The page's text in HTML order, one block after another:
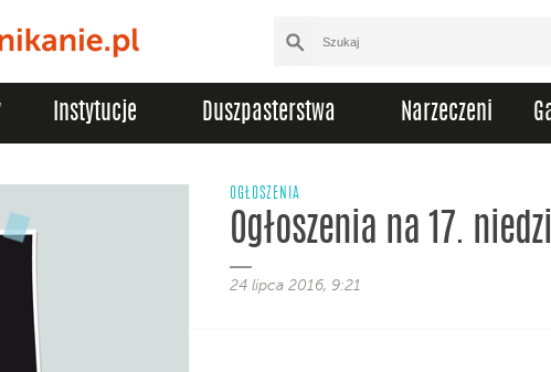
Instytucje Duszpasterstwa Narzeczeni
OGŁOSZENIA
Ogłoszenia na 17.
24 lipca 2016, 9:21